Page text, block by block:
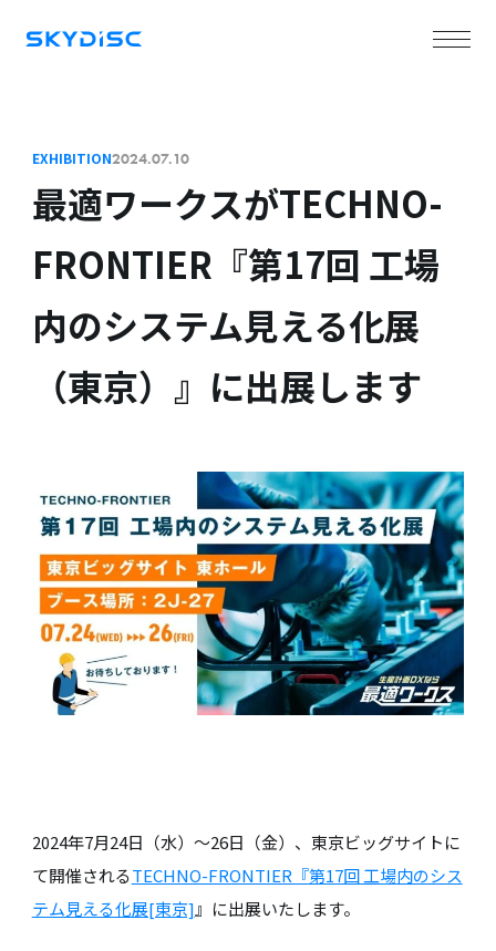
EXHIBITION2024.07.10
最適ワークスがTECHNO-
FRONTIER『第17回 工場
内のシステム見える化展
（東京）』に出展します
2024年7月24日（水）～26日（金）、東京ビッグサイトに
て開催されるTECHNO-FRONTIER『第17回 工場内のシス
テム見える化展[東京]』に出展いたします。